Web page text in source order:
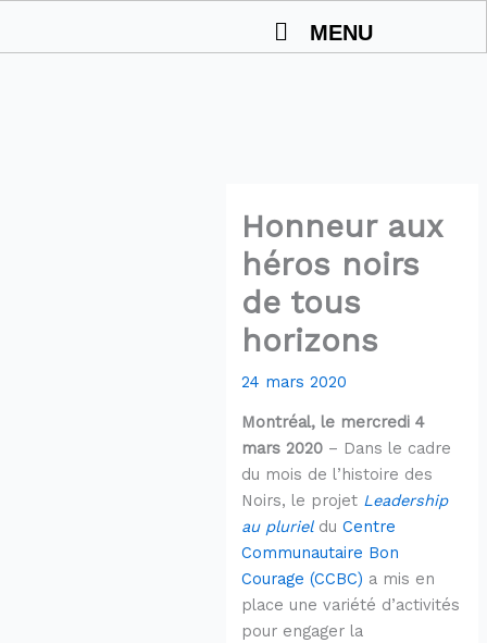
MENU
Honneur aux
héros noirs
de tous
horizons
24 mars 2020
Montréal, le mercredi 4
mars 2020 – Dans le cadre
du mois de l’histoire des
Noirs, le projet Leadership
au plurielduCentre
Communautaire Bon
Courage (CCBC) a mis en
place une variété d’activités
pour engager la